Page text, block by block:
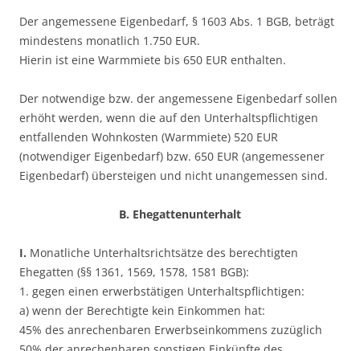
Der angemessene Eigenbedarf, § 1603 Abs. 1 BGB, beträgt
mindestens monatlich 1.750 EUR.
Hierin ist eine Warmmiete bis 650 EUR enthalten.
Der notwendige bzw. der angemessene Eigenbedarf sollen
erhöht werden, wenn die auf den Unterhaltspflichtigen
entfallenden Wohnkosten (Warmmiete) 520 EUR
(notwendiger Eigenbedarf) bzw. 650 EUR (angemessener
Eigenbedarf) übersteigen und nicht unangemessen sind.
B. Ehegattenunterhalt
I. Monatliche Unterhaltsrichtsätze des berechtigten
Ehegatten (§§ 1361, 1569, 1578, 1581 BGB):
1. gegen einen erwerbstätigen Unterhaltspflichtigen:
a) wenn der Berechtigte kein Einkommen hat:
45% des anrechenbaren Erwerbseinkommens zuzüglich